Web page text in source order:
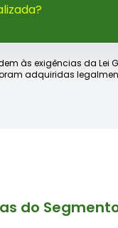
às exigências da Lei
adquiridas
do